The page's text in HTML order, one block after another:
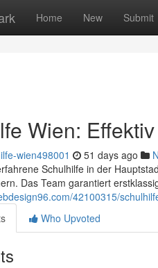
Home New Submit
Wien:
wien498001 51 days ago
Schulhilfe in der
Das Team garantiert
42100315/
Who Upvoted